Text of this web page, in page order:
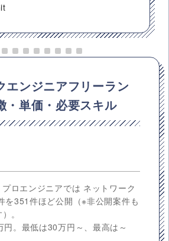
エンジニアフリーラン
・単価・必要スキル
ロエンジニアでは ネットワーク
を351件ほど公開（※非公開案件も
。
円。最低は30万円～、最高は～